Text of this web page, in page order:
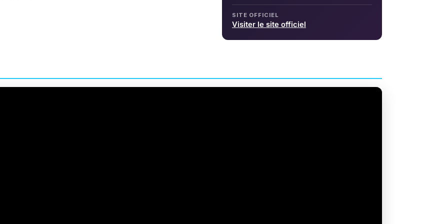
SITE OFFICIEL
Visiter le site officiel